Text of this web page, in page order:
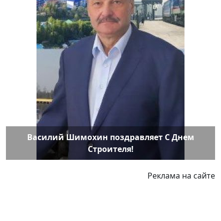
Василий Шимохин поздравляет С Днем
Строителя!
Реклама на сайте